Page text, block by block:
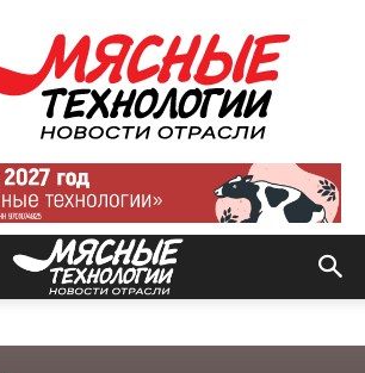
Мясные
технологии
|
Новости
отрасли